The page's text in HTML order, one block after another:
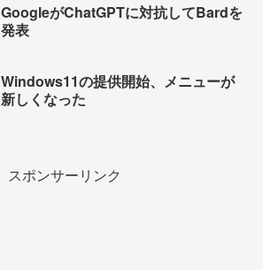
GoogleがChatGPTに対抗してBardを
発表
Windows11の提供開始、メニューが
新しくなった
スポンサーリンク